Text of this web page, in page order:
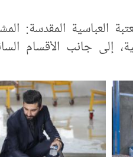
العباسية المقدسة:
إلى جانب الأقسام